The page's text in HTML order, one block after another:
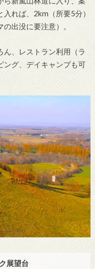
れば、2km（所要5分）
出没に要注意）。
ん、レストラン利用（ラ
ング、デイキャンプも可
展望台